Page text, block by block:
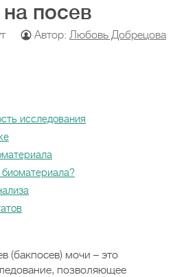
посев
Автор: Любовь Добрецова
исследования
(бакпосев) мочи – это
позволяющее